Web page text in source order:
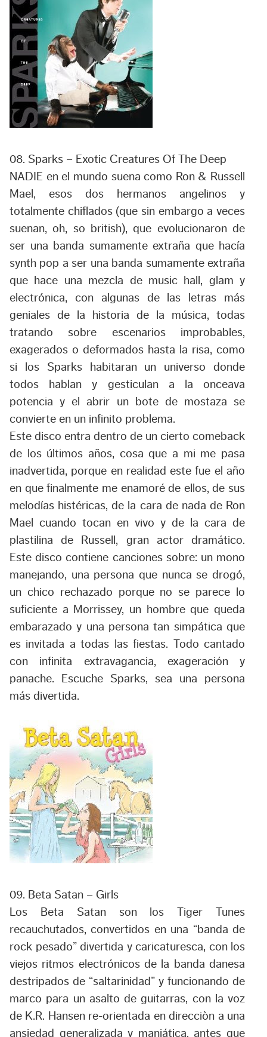
08. Sparks – Exotic Creatures Of The Deep
NADIE en el mundo suena como Ron & Russell
Mael, esos dos hermanos angelinos y
totalmente chiflados (que sin embargo a veces
suenan, oh, so british), que evolucionaron de
ser una banda sumamente extraña que hacía
synth pop a ser una banda sumamente extraña
que hace una mezcla de music hall, glam y
electrónica, con algunas de las letras más
geniales de la historia de la música, todas
tratando sobre escenarios improbables,
exagerados o deformados hasta la risa, como
si los Sparks habitaran un universo donde
todos hablan y gesticulan a la onceava
potencia y el abrir un bote de mostaza se
convierte en un infinito problema.
Este disco entra dentro de un cierto comeback
de los últimos años, cosa que a mi me pasa
inadvertida, porque en realidad este fue el año
en que finalmente me enamoré de ellos, de sus
melodías histéricas, de la cara de nada de Ron
Mael cuando tocan en vivo y de la cara de
plastilina de Russell, gran actor dramático.
Este disco contiene canciones sobre: un mono
manejando, una persona que nunca se drogó,
un chico rechazado porque no se parece lo
suficiente a Morrissey, un hombre que queda
embarazado y una persona tan simpática que
es invitada a todas las fiestas. Todo cantado
con infinita extravagancia, exageración y
panache. Escuche Sparks, sea una persona
más divertida.
09. Beta Satan – Girls
Los Beta Satan son los Tiger Tunes
recauchutados, convertidos en una “banda de
rock pesado” divertida y caricaturesca, con los
viejos ritmos electrónicos de la banda danesa
destripados de “saltarinidad” y funcionando de
marco para un asalto de guitarras, con la voz
de K.R. Hansen re-orientada en direcciòn a una
ansiedad generalizada y maniática, antes que